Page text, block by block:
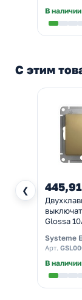
В наличии
С этим
❮
Glossa
Systeme
Арт.
В наличии